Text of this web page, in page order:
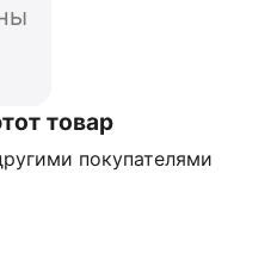
товар
покупателями